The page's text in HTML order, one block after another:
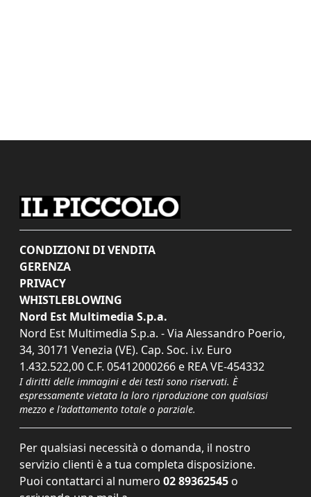
CONDIZIONI DI VENDITA
GERENZA
PRIVACY
WHISTLEBLOWING
Nord Est Multimedia S.p.a.
Nord Est Multimedia S.p.a. - Via Alessandro Poerio,
34, 30171 Venezia (VE). Cap. Soc. i.v. Euro
1.432.522,00 C.F. 05412000266 e REA VE-454332
I diritti delle immagini e dei testi sono riservati. È
espressamente vietata la loro riproduzione con qualsiasi
mezzo e l'adattamento totale o parziale.
Per qualsiasi necessità o domanda, il nostro
servizio clienti è a tua completa disposizione.
Puoi contattarci al numero 02 89362545 o